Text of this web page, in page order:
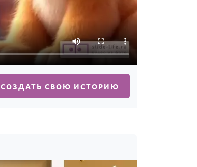
СОЗДАТЬ СВОЮ ИСТОРИЮ